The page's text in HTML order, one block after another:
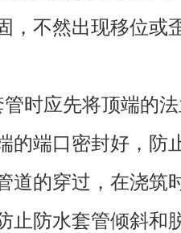
，不然出现移位或
时应先将顶端的
的端口密封好，防
道的穿过，在浇筑
止防水套管倾斜和